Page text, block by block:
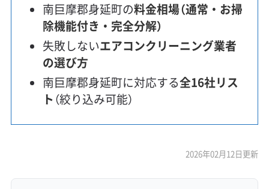
南巨摩郡身延町の料金相場（通常・お掃
除機能付き・完全分解）
失敗しないエアコンクリーニング業者
の選び方
南巨摩郡身延町に対応する全16社リス
ト （絞り込み可能）
2026年02月12日更新